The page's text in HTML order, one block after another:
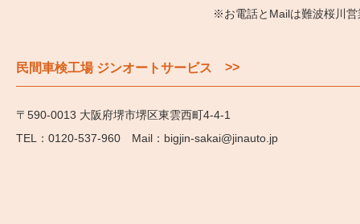
※お電話とMailは難波桜川営
民間車検工場 ジンオートサービス >>
〒590-0013 大阪府堺市堺区東雲西町4-4-1
0120-537-960
bigjin-sakai@jinauto.jp